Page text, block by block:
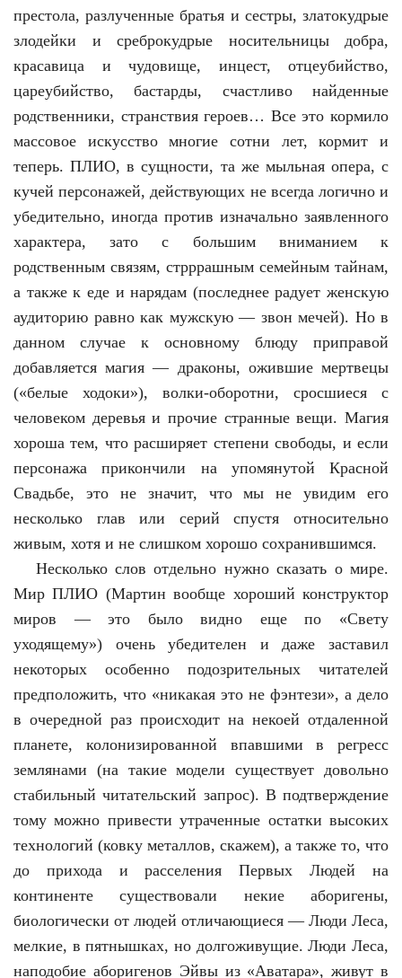
престола, разлученные братья и сестры, златокудрые
злодейки и среброкудрые носительницы добра,
красавица и чудовище, инцест, отцеубийство,
цареубийство, бастарды, счастливо найденные
родственники, странствия героев… Все это кормило
массовое искусство многие сотни лет, кормит и
теперь. ПЛИО, в сущности, та же мыльная опера, с
кучей персонажей, действующих не всегда логично и
убедительно, иногда против изначально заявленного
характера, зато с большим вниманием к
родственным связям, стрррашным семейным тайнам,
а также к еде и нарядам (последнее радует женскую
аудиторию равно как мужскую — звон мечей). Но в
данном случае к основному блюду приправой
добавляется магия — драконы, ожившие мертвецы
(«белые ходоки»), волки-оборотни, сросшиеся с
человеком деревья и прочие странные вещи. Магия
хороша тем, что расширяет степени свободы, и если
персонажа прикончили на упомянутой Красной
Свадьбе, это не значит, что мы не увидим его
несколько глав или серий спустя относительно
живым, хотя и не слишком хорошо сохранившимся.
Несколько слов отдельно нужно сказать о мире.
Мир ПЛИО (Мартин вообще хороший конструктор
миров — это было видно еще по «Свету
уходящему») очень убедителен и даже заставил
некоторых особенно подозрительных читателей
предположить, что «никакая это не фэнтези», а дело
в очередной раз происходит на некоей отдаленной
планете, колонизированной впавшими в регресс
землянами (на такие модели существует довольно
стабильный читательский запрос). В подтверждение
тому можно привести утраченные остатки высоких
технологий (ковку металлов, скажем), а также то, что
до прихода и расселения Первых Людей на
континенте существовали некие аборигены,
биологически от людей отличающиеся — Люди Леса,
мелкие, в пятнышках, но долгоживущие. Люди Леса,
наподобие аборигенов Эйвы из «Аватара», живут в